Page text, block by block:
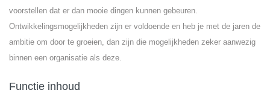
voorstellen dat er dan mooie dingen kunnen gebeuren.
Ontwikkelingsmogelijkheden zijn er voldoende en heb je met de jaren de
ambitie om door te groeien, dan zijn die mogelijkheden zeker aanwezig
binnen een organisatie als deze.
Functie inhoud